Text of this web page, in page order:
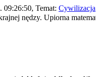
09:26:50, Temat: Cywilizacja
nędzy. Upiorna